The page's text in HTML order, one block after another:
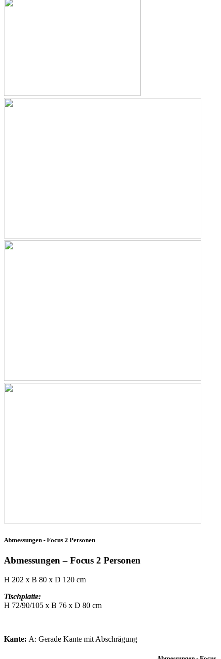
Abmessungen - Focus 2 Personen
Abmessungen – Focus 2 Personen
H 202 x B 80 x D 120 cm
Tischplatte:
H 72/90/105 x B 76 x D 80 cm
Kante: A: Gerade Kante mit Abschrägung